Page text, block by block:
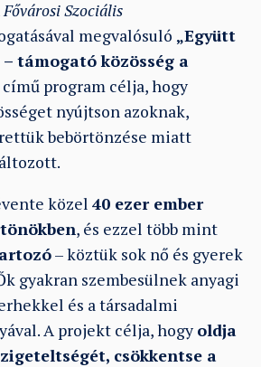
Fővárosi Szociális
megvalósuló „Együtt
támogató közösség a
című program célja, hogy
nyújtson azoknak,
bebörtönzése miatt
közel40 ezer ember
, és ezzel több mint
– köztük sok nő és gyerek
gyakran szembesülnek anyagi
és a társadalmi
A projekt célja, hogy oldja
csökkentse a